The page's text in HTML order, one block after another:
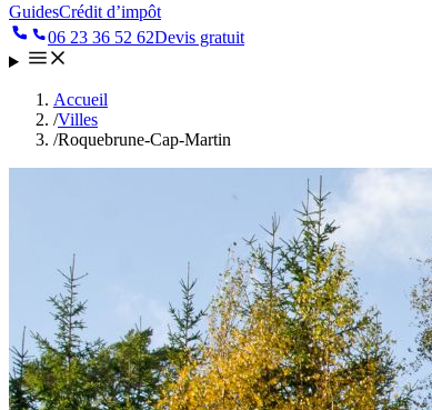
GuidesCrédit d’impôt
06 23 36 52 62Devis gratuit
Accueil
/Villes
/Roquebrune-Cap-Martin